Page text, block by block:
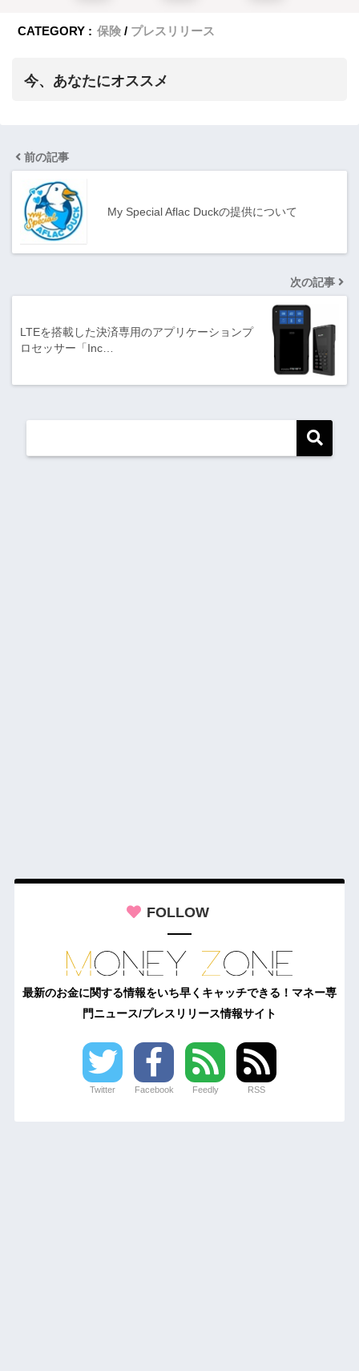
CATEGORY : 保険 プレスリリース
今、あなたにオススメ
前の記事
My Special Aflac Duckの提供について
次の記事
LTEを搭載した決済専用のアプリケーションプ
ロセッサー「Inc…
FOLLOW
最新のお金に関する情報をいち早くキャッチできる！マネー専
門ニュース/プレスリリース情報サイト
Twitter Facebook Feedly RSS